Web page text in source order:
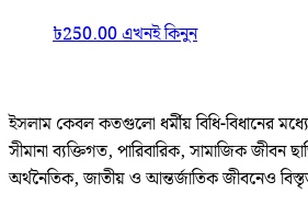
৳250.00এখনই কিনুন
ইসলাম কেবল কতগুলো ধর্মীয় বিধি-বিধানের
সীমানা ব্যক্তিগত, পারিবারিক, সামাজিক জীবন
অর্থনৈতিক, জাতীয় ও আন্তর্জাতিক জীবনেও